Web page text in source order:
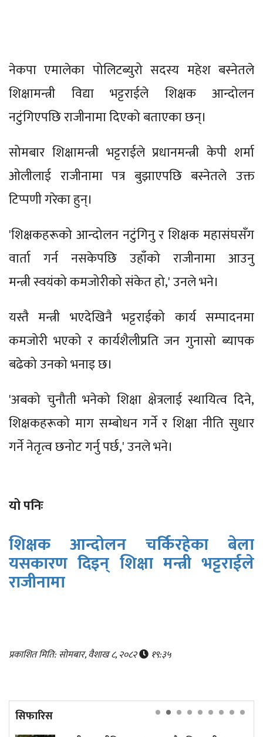
नेकपा एमालेका पोलिटब्युरो सदस्य महेश बस्नेतले
शिक्षामन्त्री विद्या भट्टराईले शिक्षक आन्दोलन
नटुंगिएपछि राजीनामा दिएको बताएका छन्।
सोमबार शिक्षामन्त्री भट्टराईले प्रधानमन्त्री केपी शर्मा
‌ओलीलाई राजीनामा पत्र बुझाएपछि बस्नेतले उक्त
टिप्पणी गरेका हुन्।
'शिक्षकहरूको आन्दोलन नटुंगिनु र शिक्षक महासंघसँग
वार्ता गर्न नसकेपछि उहाँको राजीनामा आउनु
मन्त्री स्वयंको कमजोरीको संकेत हो,' उनले भने।
यस्तै मन्त्री भएदेखिनै भट्टराईको कार्य सम्पादनमा
कमजोरी भएको र कार्यशैलीप्रति जन गुनासो ब्यापक
बढेको उनको भनाइ छ।
'अबको चुनौती भनेको शिक्षा क्षेत्रलाई स्थायित्व दिने,
शिक्षकहरूको माग सम्बोधन गर्ने र शिक्षा नीति सुधार
गर्ने नेतृत्व छनोट गर्नु पर्छ,' उनले भने।
यो पनिः
शिक्षक आन्दोलन चर्किरहेका बेला
यसकारण दिइन् शिक्षा मन्त्री भट्टराईले
राजीनामा
प्रकाशित मिति: सोमबार, वैशाख ८, २०८२ १९:३५
सिफारिस